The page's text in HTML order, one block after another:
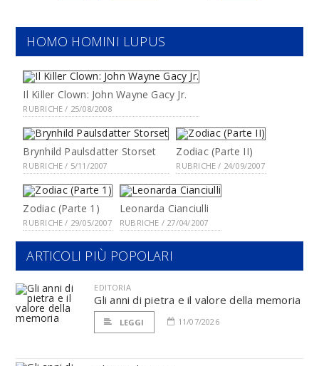
HOMO HOMINI LUPUS
Il Killer Clown: John Wayne Gacy Jr.
RUBRICHE / 25/08/2008
Brynhild Paulsdatter Storset
RUBRICHE / 5/11/2007
Zodiac (Parte II)
RUBRICHE / 24/09/2007
Zodiac (Parte 1)
RUBRICHE / 29/05/2007
Leonarda Cianciulli
RUBRICHE / 27/04/2007
ARTICOLI PIÙ POPOLARI
EDITORIA
Gli anni di pietra e il valore della memoria
LEGGI 11/07/2026